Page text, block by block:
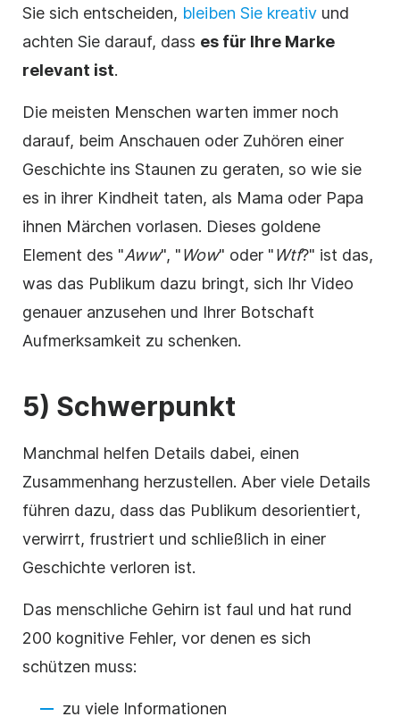
Sie sich entscheiden, bleiben Sie kreativ und
achten Sie darauf, dass es für Ihre Marke
relevant ist.
Die meisten Menschen warten immer noch
darauf, beim Anschauen oder Zuhören einer
Geschichte ins Staunen zu geraten, so wie sie
es in ihrer Kindheit taten, als Mama oder Papa
ihnen Märchen vorlasen. Dieses goldene
Element des "Aww", "Wow" oder "Wtf?" ist das,
was das Publikum dazu bringt, sich Ihr Video
genauer anzusehen und Ihrer Botschaft
Aufmerksamkeit zu schenken.
5) Schwerpunkt
Manchmal helfen Details dabei, einen
Zusammenhang herzustellen. Aber viele Details
führen dazu, dass das Publikum desorientiert,
verwirrt, frustriert und schließlich in einer
Geschichte verloren ist.
Das menschliche Gehirn ist faul und hat rund
200 kognitive Fehler, vor denen es sich
schützen muss:
zu viele Informationen